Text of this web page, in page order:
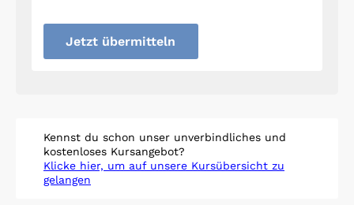
Jetzt übermitteln
Kennst du schon unser unverbindliches und
kostenloses Kursangebot?
Klicke hier, um auf unsere Kursübersicht zu
gelangen